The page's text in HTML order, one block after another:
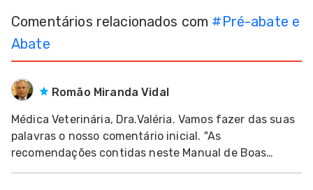
Pecuária
de
leite
Comentários relacionados com #Pré-abate e
Abate
Romão Miranda Vidal
Médica Veterinária, Dra.Valéria. Vamos fazer das suas
palavras o nosso comentário inicial. "As
recomendações contidas neste Manual de Boas
Práticas Agrícolas podem ser adotadas pelos diversos